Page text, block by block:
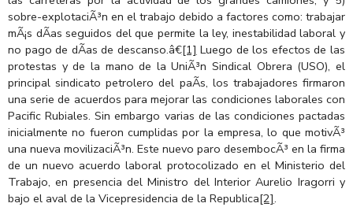
sobre-explotaciÃ³n en el trabajo debido a factores como: trabajar
mÃ¡s dÃ­as seguidos del que permite la ley, inestabilidad laboral y
no pago de dÃ­as de descanso.â€[1] Luego de los efectos de las
protestas y de la mano de la UniÃ³n Sindical Obrera (USO), el
principal sindicato petrolero del paÃ­s, los trabajadores firmaron
una serie de acuerdos para mejorar las condiciones laborales con
Pacific Rubiales. Sin embargo varias de las condiciones pactadas
inicialmente no fueron cumplidas por la empresa, lo que motivÃ³
una nueva movilizaciÃ³n. Este nuevo paro desembocÃ³ en la firma
de un nuevo acuerdo laboral protocolizado en el Ministerio del
Trabajo, en presencia del Ministro del Interior Aurelio Iragorri y
bajo el aval de la Vicepresidencia de la Republica[2].